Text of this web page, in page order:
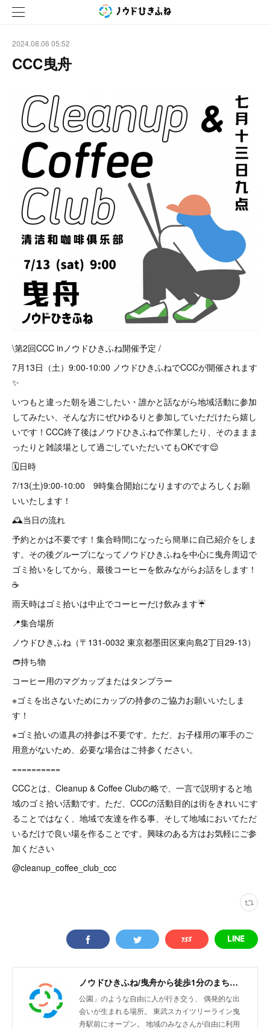
2024.08.06 05:52
CCC曳舟
\第2回CCC inノウドひきふね開催予定 /
7月13日（土）9:00-10:00 ノウドひきふねでCCCが開催されます
✨
いつもと違った朝を過ごしたい・誰かと話ながら地域活動に参加
してみたい、そんな方にぜひゆるりと参加していただけたら嬉し
いです！CCC終了後はノウドひきふねで作業したり、そのままま
ったりと雑談場として過ごしていただいてもOKです😌
🗓️日時
7/13(土)9:00-10:00 9時集合開始になりますのでよろしくお願
いいたします！
🕰️当日の流れ
予約とかは不要です！集合時間になったら簡単に自己紹介をしま
す。その後グループになってノウドひきふねを中心に曳舟周辺で
ゴミ拾いをしてから、最後コーヒーを飲みながらお話をします！
☕️
雨天時はゴミ拾いは中止でコーヒーだけ飲みます☔️
📍集合場所
ノウドひきふね（〒131-0032 東京都墨田区東向島2丁目29-13）
👝持ち物
コーヒー用のマグカップまたはタンプラー
※ゴミを出さないためにカップの持参のご協力お願いいたしま
す！
※ゴミ拾いの道具の持参は不要です。ただ、お子様用の軍手のご
用意がないため、必要な場合はご持参ください。
==========
CCCとは、Cleanup & Coffee Clubの略で、一言で説明すると地
域のゴミ拾い活動です。ただ、CCCの活動目的は街をきれいにす
ることではなく、地域で友達を作る事、そして地域においてただ
いるだけで良い場を作ることです。興味のある方はお気軽にご参
加ください
@cleanup_coffee_club_ccc
ノウドひきふね/曳舟から徒歩1分のまちリビング
公園」のような自由に人が行き交う、 偶発的な出
会いが生まれる場所。 東武スカイツリーライン曳
舟駅前にオープン。 地域のみなさんが自由に利用